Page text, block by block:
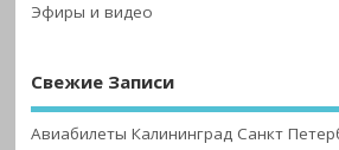
Эфиры и видео
Свежие Записи
Авиабилеты Калининград Санкт